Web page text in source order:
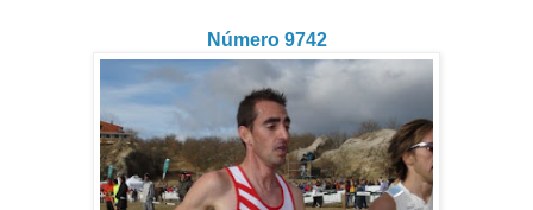
Número 9742